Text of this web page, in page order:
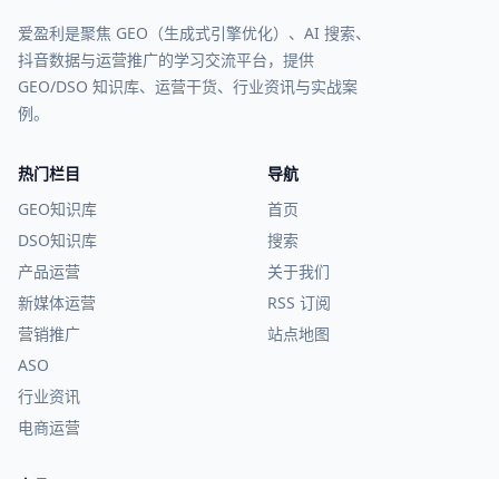
爱盈利是聚焦 GEO（生成式引擎优化）、AI 搜索、
抖音数据与运营推广的学习交流平台，提供
GEO/DSO 知识库、运营干货、行业资讯与实战案
例。
热门栏目
GEO知识库
DSO知识库
产品运营
新媒体运营
营销推广
ASO
行业资讯
电商运营
导航
首页
搜索
关于我们
RSS 订阅
站点地图